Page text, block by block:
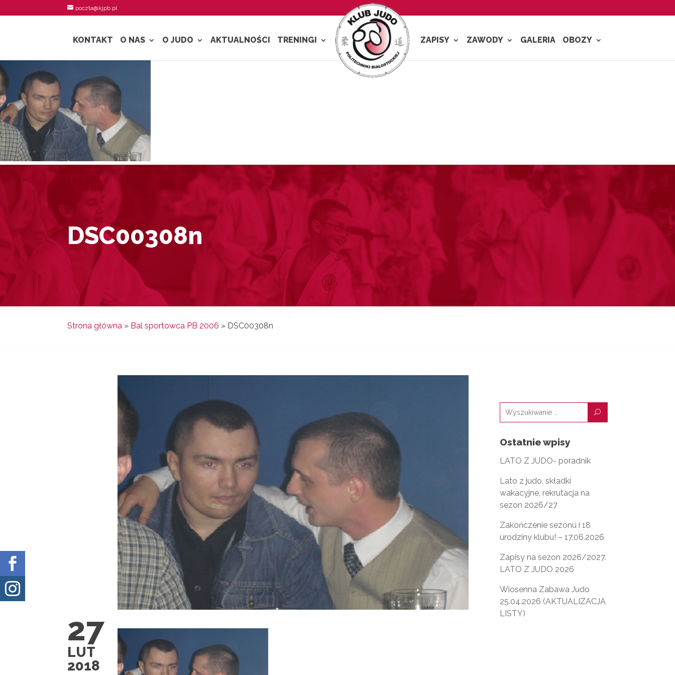
poczta@kjpb.pl
KONTAKT O NAS O JUDO AKTUALNOŚCI TRENINGI ZAPISY ZAWODY GALERIA OBOZY


DSC00308n
Strona główna » Bal sportowca PB 2006 » DSC00308n
27
LUT
2018
U
Ostatnie wpisy
LATO Z JUDO- poradnik
Lato z judo, składki
wakacyjne, rekrutacja na
sezon 2026/27
Zakończenie sezonu i 18
urodziny klubu! – 17.06.2026
Zapisy na sezon 2026/2027.
LATO Z JUDO 2026
Wiosenna Zabawa Judo
25.04.2026 (AKTUALIZACJA
LISTY)